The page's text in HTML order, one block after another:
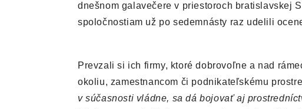
dnešnom galavečere v priestoroch bratislavskej
spoločnostiam už po sedemnásty raz udelili
Prevzali si ich firmy, ktoré dobrovoľne a nad
okoliu, zamestnancom či podnikateľskému
v súčasnosti vládne, sa dá bojovať aj